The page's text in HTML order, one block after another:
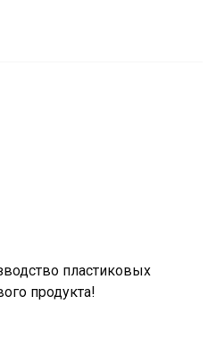
пластиковых
продукта!